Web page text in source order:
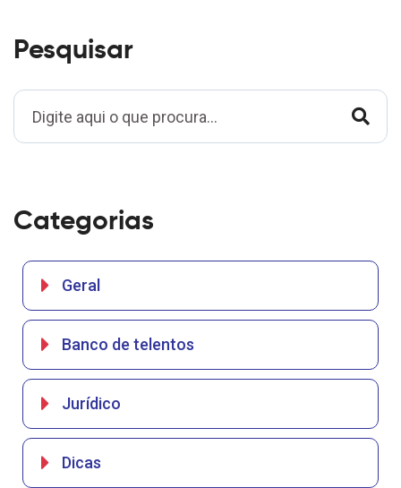
Pesquisar
Categorias
Geral
Banco de telentos
Jurídico
Dicas